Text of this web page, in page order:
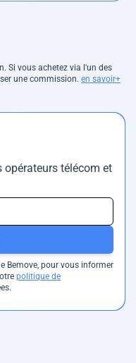
Si vous achetez via l'un des
une commission. en savoir+
opérateurs télécom et
Bemove, pour vous informer
politique de